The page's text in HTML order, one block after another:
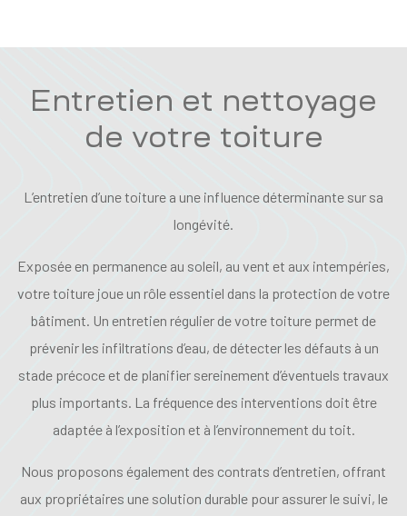
Entretien et nettoyage
de votre toiture
L’entretien d’une toiture a une influence déterminante sur sa
longévité.
Exposée en permanence au soleil, au vent et aux intempéries,
votre toiture joue un rôle essentiel dans la protection de votre
bâtiment. Un entretien régulier de votre toiture permet de
prévenir les infiltrations d’eau, de détecter les défauts à un
stade précoce et de planifier sereinement d’éventuels travaux
plus importants. La fréquence des interventions doit être
adaptée à l’exposition et à l’environnement du toit.
Nous proposons également des contrats d’entretien, offrant
aux propriétaires une solution durable pour assurer le suivi, le